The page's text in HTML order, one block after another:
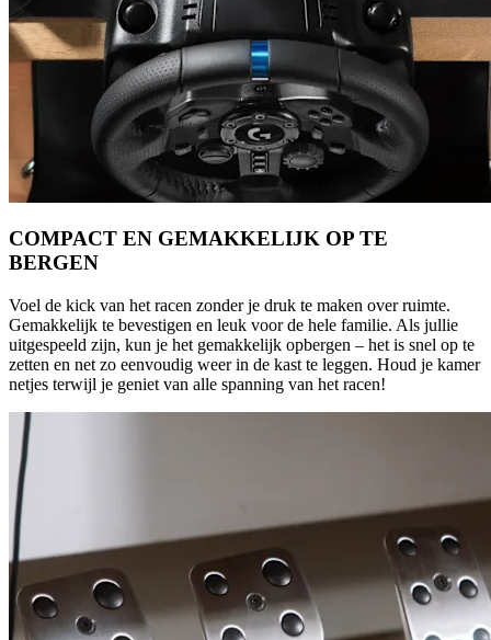
COMPACT EN GEMAKKELIJK OP TE
BERGEN
Voel de kick van het racen zonder je druk te maken over ruimte.
Gemakkelijk te bevestigen en leuk voor de hele familie. Als jullie
uitgespeeld zijn, kun je het gemakkelijk opbergen – het is snel op te
zetten en net zo eenvoudig weer in de kast te leggen. Houd je kamer
netjes terwijl je geniet van alle spanning van het racen!